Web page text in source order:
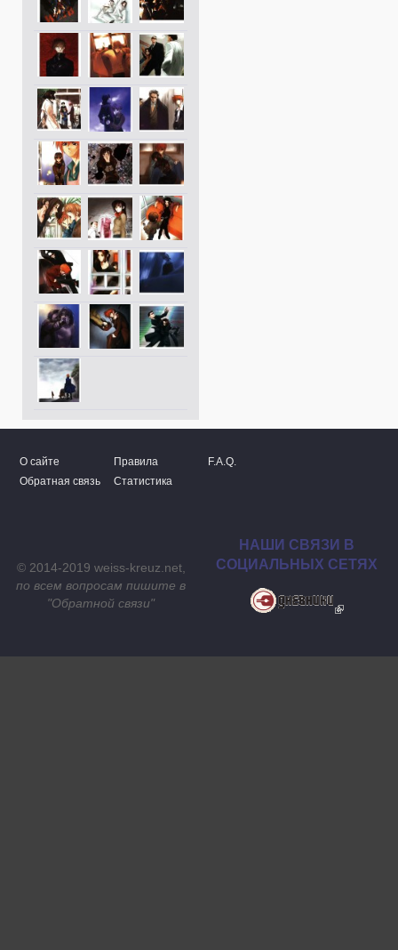
О сайте Правила
F.A.Q.
Обратная связь
Статистика
© 2014-2019 weiss-kreuz.net,
по всем вопросам пишите в
"Обратной связи"
НАШИ СВЯЗИ В
СОЦИАЛЬНЫХ СЕТЯХ